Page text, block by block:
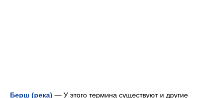
Берш (река) — У этого термина существуют и другие